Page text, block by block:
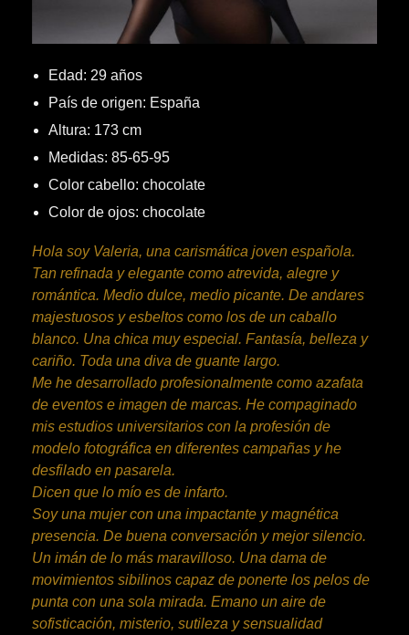
Edad: 29 años
País de origen: España
Altura: 173 cm
Medidas: 85-65-95
Color cabello: chocolate
Color de ojos: chocolate
Hola soy Valeria, una carismática joven española.
Tan refinada y elegante como atrevida, alegre y
romántica. Medio dulce, medio picante. De andares
majestuosos y esbeltos como los de un caballo
blanco. Una chica muy especial. Fantasía, belleza y
cariño. Toda una diva de guante largo.
Me he desarrollado profesionalmente como azafata
de eventos e imagen de marcas. He compaginado
mis estudios universitarios con la profesión de
modelo fotográfica en diferentes campañas y he
desfilado en pasarela.
Dicen que lo mío es de infarto.
Soy una mujer con una impactante y magnética
presencia. De buena conversación y mejor silencio.
Un imán de lo más maravilloso. Una dama de
movimientos sibilinos capaz de ponerte los pelos de
punta con una sola mirada. Emano un aire de
sofisticación, misterio, sutileza y sensualidad